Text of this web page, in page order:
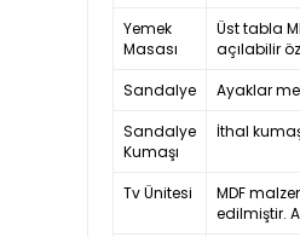
Yemek
Masası
Üst tabla
açılabilir
Sandalye
Ayaklar
Sandalye
Kumaşı
İthal
Tv Ünitesi
MDF
edilmiştir.